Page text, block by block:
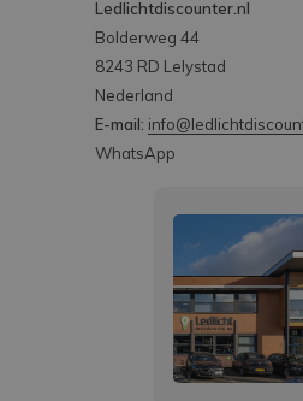
Ledlichtdiscounter.nl
Bolderweg 44
8243 RD Lelystad
Nederland
E-mail:
WhatsApp